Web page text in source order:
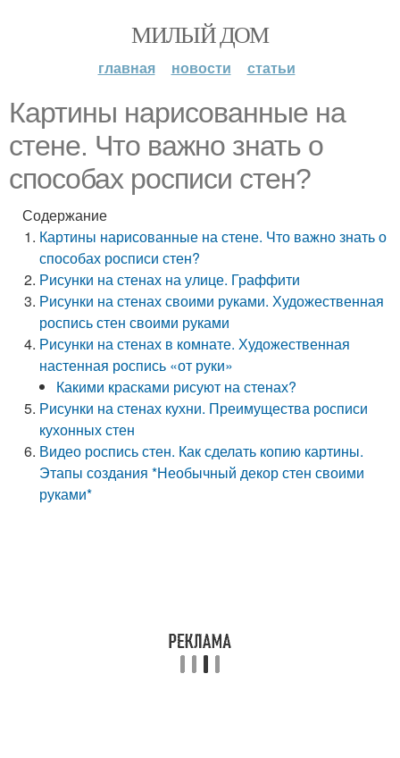
МИЛЫЙ ДОМ
главная новости статьи
Картины нарисованные на
стене. Что важно знать о
способах росписи стен?
Содержание
Картины нарисованные на стене. Что важно знать о
способах росписи стен?
Рисунки на стенах на улице. Граффити
Рисунки на стенах своими руками. Художественная
роспись стен своими руками
Рисунки на стенах в комнате. Художественная
настенная роспись «от руки»
Какими красками рисуют на стенах?
Рисунки на стенах кухни. Преимущества росписи
кухонных стен
Видео роспись стен. Как сделать копию картины.
Этапы создания *Необычный декор стен своими
руками*